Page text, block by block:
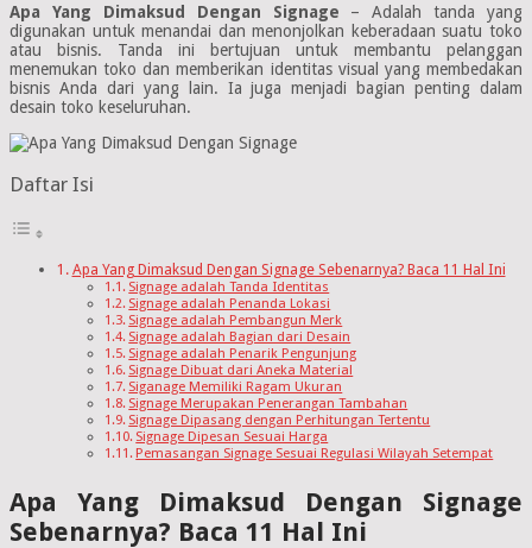
Apa Yang Dimaksud Dengan Signage – Adalah tanda yang
digunakan untuk menandai dan menonjolkan keberadaan suatu toko
atau bisnis. Tanda ini bertujuan untuk membantu pelanggan
menemukan toko dan memberikan identitas visual yang membedakan
bisnis Anda dari yang lain. Ia juga menjadi bagian penting dalam
desain toko keseluruhan.
Daftar Isi
Apa Yang Dimaksud Dengan Signage Sebenarnya? Baca 11 Hal Ini
Signage adalah Tanda Identitas
Signage adalah Penanda Lokasi
Signage adalah Pembangun Merk
Signage adalah Bagian dari Desain
Signage adalah Penarik Pengunjung
Signage Dibuat dari Aneka Material
Siganage Memiliki Ragam Ukuran
Signage Merupakan Penerangan Tambahan
Signage Dipasang dengan Perhitungan Tertentu
Signage Dipesan Sesuai Harga
Pemasangan Signage Sesuai Regulasi Wilayah Setempat
Apa Yang Dimaksud Dengan Signage
Sebenarnya? Baca 11 Hal Ini